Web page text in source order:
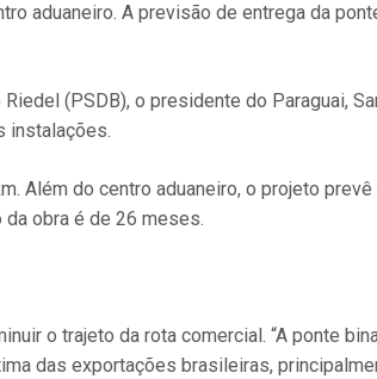
aduaneiro. A previsão de entrega da
(PSDB), o presidente do Paraguai,
instalações.
Além do centro aduaneiro, o projeto prevê
obra é de 26 meses.
o trajeto da rota comercial. “A ponte
das exportações brasileiras,